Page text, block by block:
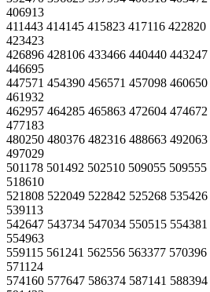
406913
411443 414145 415823 417116 422820
423423
426896 428106 433466 440440 443247
446695
447571 454390 456571 457098 460650
461932
462957 464285 465863 472604 474672
477183
480250 480376 482316 488663 492063
497029
501178 501492 502510 509055 509555
518610
521808 522049 522842 525268 535426
539113
542647 543734 547034 550515 554381
554963
559115 561241 562556 563377 570396
571124
574160 577647 586374 587141 588394